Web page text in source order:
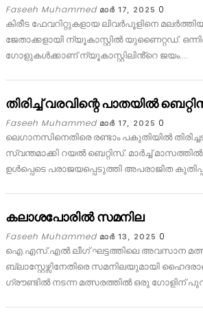
Faseeh Muhammed മാര്‍ 17, 2025 0
കിരീട ഫേവറിറ്റുകളായ ലിവർപൂളിനെ
ജേതാക്കളായി ന്യൂകാസ്റ്റിൽ യുണൈറ്റഡ്.
ഗോളുകൾക്കാണ് ന്യൂകാസ്റ്റിലിൻ്റെ ജയം.…
തിരിച്ച് വരവിന്റെ പാതയിൽ
Faseeh Muhammed മാര്‍ 17, 2025 0
ലെഗാനസിനെതിരെ രണ്ടാം പകുതിയിൽ
സ്വന്തമാക്കി റയൽ ബെറ്റിസ്. മാർച്ച്
ഉൾപ്പെടെ പരാജയപ്പെടുത്തി അപരാജിത
കലാശപോരിൽ സമനില
Faseeh Muhammed മാര്‍ 13, 2025 0
ഐ.എസ്.എൽ ലീഗ് ഘട്ടത്തിലെ അവസാന
ബ്ലാസ്റ്റേഴ്സിനേതിരെ സമനിലയുമായി
ഗ്രൗണ്ടിൽ നടന്ന മത്സരത്തിൽ ഒരു ഗോളിന്